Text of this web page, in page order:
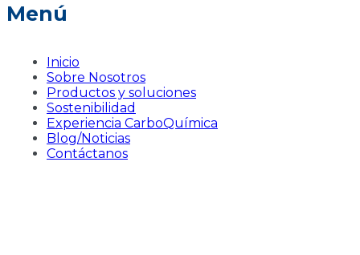
Menú
Inicio
Sobre Nosotros
Productos y soluciones
Sostenibilidad
Experiencia CarboQuímica
Blog/Noticias
Contáctanos